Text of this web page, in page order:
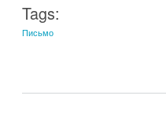
Tags:
Письмо